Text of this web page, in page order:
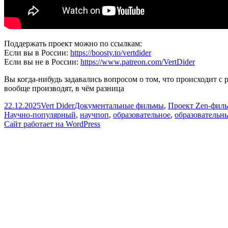
Поддержать проект можно по ссылкам:
Если вы в России: https://boosty.to/vertdider
Если вы не в России: https://www.patreon.com/VertDider
Вы когда-нибудь задавались вопросом о том, что происходит
вообще производят, в чём разница
Опубликовано
22.12.2025Автор
Vert DiderРубрики
Документальные фильмы, Проект Zen-
Научно-популярный, научпоп, образовательное,
Сайт работает на WordPress